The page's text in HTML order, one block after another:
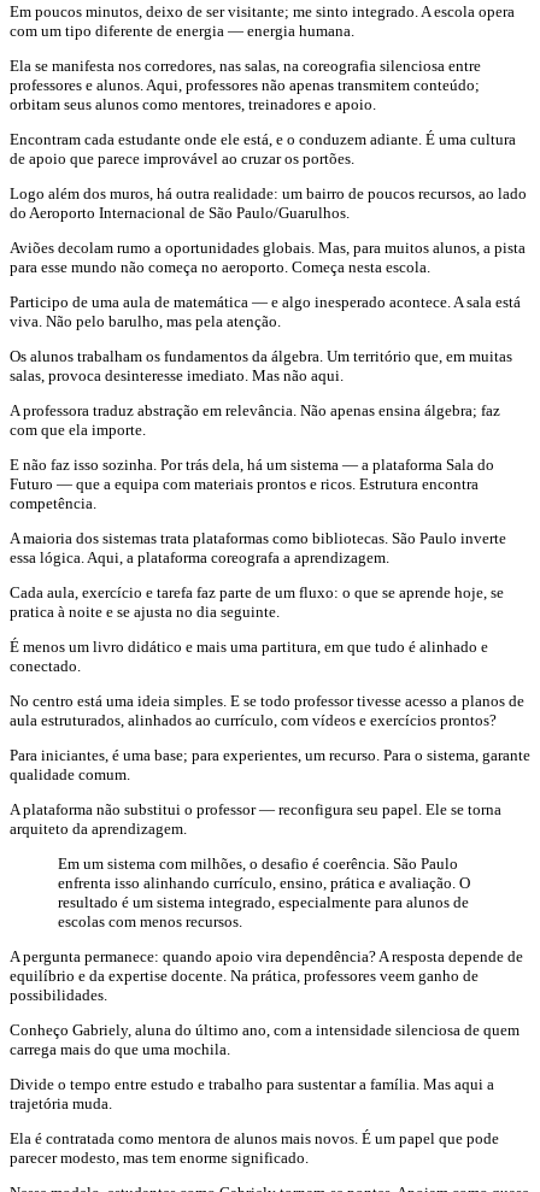
Em poucos minutos, deixo de ser visitante; me sinto integrado. A escola opera
com um tipo diferente de energia — energia humana.
Ela se manifesta nos corredores, nas salas, na coreografia silenciosa entre
professores e alunos. Aqui, professores não apenas transmitem conteúdo;
orbitam seus alunos como mentores, treinadores e apoio.
Encontram cada estudante onde ele está, e o conduzem adiante. É uma cultura
de apoio que parece improvável ao cruzar os portões.
Logo além dos muros, há outra realidade: um bairro de poucos recursos, ao lado
do Aeroporto Internacional de São Paulo/Guarulhos.
Aviões decolam rumo a oportunidades globais. Mas, para muitos alunos, a pista
para esse mundo não começa no aeroporto. Começa nesta escola.
Participo de uma aula de matemática — e algo inesperado acontece. A sala está
viva. Não pelo barulho, mas pela atenção.
Os alunos trabalham os fundamentos da álgebra. Um território que, em muitas
salas, provoca desinteresse imediato. Mas não aqui.
A professora traduz abstração em relevância. Não apenas ensina álgebra; faz
com que ela importe.
E não faz isso sozinha. Por trás dela, há um sistema — a plataforma Sala do
Futuro — que a equipa com materiais prontos e ricos. Estrutura encontra
competência.
A maioria dos sistemas trata plataformas como bibliotecas. São Paulo inverte
essa lógica. Aqui, a plataforma coreografa a aprendizagem.
Cada aula, exercício e tarefa faz parte de um fluxo: o que se aprende hoje, se
pratica à noite e se ajusta no dia seguinte.
É menos um livro didático e mais uma partitura, em que tudo é alinhado e
conectado.
No centro está uma ideia simples. E se todo professor tivesse acesso a planos de
aula estruturados, alinhados ao currículo, com vídeos e exercícios prontos?
Para iniciantes, é uma base; para experientes, um recurso. Para o sistema, garante
qualidade comum.
A plataforma não substitui o professor — reconfigura seu papel. Ele se torna
arquiteto da aprendizagem.
Em um sistema com milhões, o desafio é coerência. São Paulo
enfrenta isso alinhando currículo, ensino, prática e avaliação. O
resultado é um sistema integrado, especialmente para alunos de
escolas com menos recursos.
A pergunta permanece: quando apoio vira dependência? A resposta depende de
equilíbrio e da expertise docente. Na prática, professores veem ganho de
possibilidades.
Conheço Gabriely, aluna do último ano, com a intensidade silenciosa de quem
carrega mais do que uma mochila.
Divide o tempo entre estudo e trabalho para sustentar a família. Mas aqui a
trajetória muda.
Ela é contratada como mentora de alunos mais novos. É um papel que pode
parecer modesto, mas tem enorme significado.